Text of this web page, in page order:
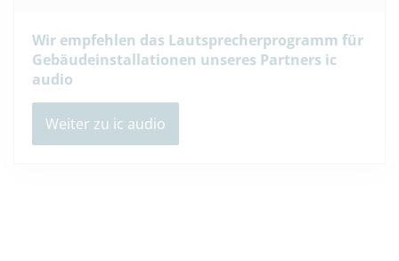
Wir empfehlen das Lautsprecherprogramm für
Gebäudeinstallationen unseres Partners ic
audio
Weiter zu ic audio